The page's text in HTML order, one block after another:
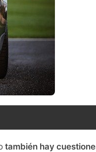
también hay